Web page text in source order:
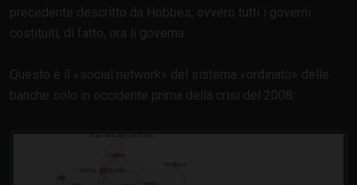
precedente descritto da Hobbes, ovvero tutti i governi
costituiti, di fatto, ora li governa.
Questo è il social network del sistema ordinato
delle
banche solo in occidente prima della crisi del 2008: